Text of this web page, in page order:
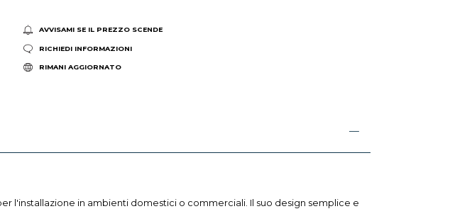
AVVISAMI SE IL PREZZO SCENDE
RICHIEDI INFORMAZIONI
RIMANI AGGIORNATO
l'installazione in ambienti domestici o commerciali. Il suo design semplice e